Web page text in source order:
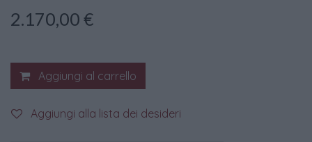
2.170,00 €
Aggiungi al carrello
Aggiungi alla lista dei desideri